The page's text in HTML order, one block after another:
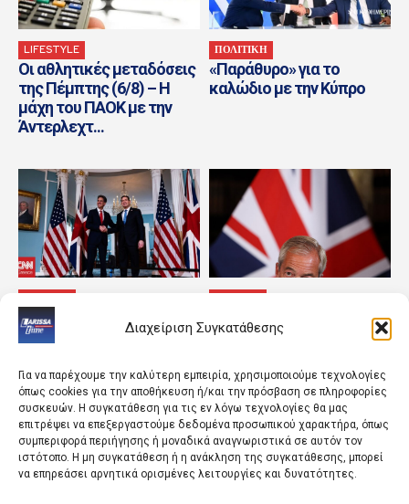
Διαχείριση Συγκατάθεσης
Για να παρέχουμε την καλύτερη εμπειρία, χρησιμοποιούμε τεχνολογίες
όπως cookies για την αποθήκευση ή/και την πρόσβαση σε πληροφορίες
συσκευών. Η συγκατάθεση για τις εν λόγω τεχνολογίες θα μας
επιτρέψει να επεξεργαστούμε δεδομένα προσωπικού χαρακτήρα, όπως
συμπεριφορά περιήγησης ή μοναδικά αναγνωριστικά σε αυτόν τον
ιστότοπο. Η μη συγκατάθεση ή η ανάκληση της συγκατάθεσης, μπορεί
να επηρεάσει αρνητικά ορισμένες λειτουργίες και δυνατότητες.
LIFESTYLE
Οι αθλητικές μεταδόσεις
της Πέμπτης (6/8) – Η
μάχη του ΠΑΟΚ με την
Άντερλεχτ...
ΠΟΛΙΤΙΚΗ
«Παράθυρο» για το
καλώδιο με την Κύπρο
Η ασφάλεια Ευρώπης και
Ουκρανίας κυριάρχησαν
ΗΠΑ και...
«Ο εχθρός του εχθρού
μου» – Το φαινόμενο
ψυχόδραμα στη...